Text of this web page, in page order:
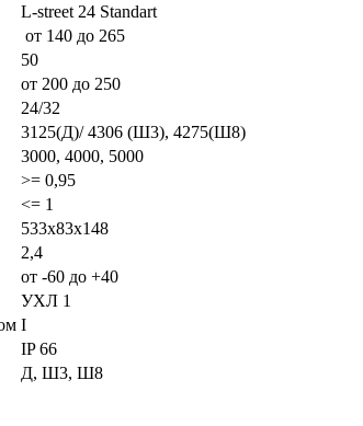
L-street 24 Standart
от 140 до 265
50
от 200 до 250
24/32
3125(Д)/ 4306 (Ш3), 4275(Ш8)
3000, 4000, 5000
>= 0,95
<= 1
533x83x148
2,4
от -60 до +40
УХЛ 1
I
IP 66
Д, Ш3, Ш8